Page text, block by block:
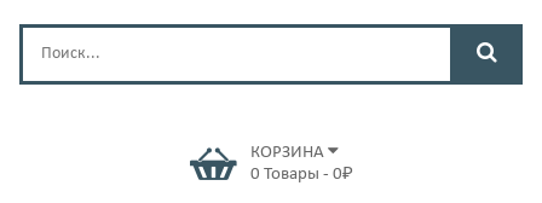
КОРЗИНА
0 Товары - 0₽